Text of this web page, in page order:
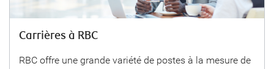
Carrières à RBC
RBC offre une grande variété de postes à la mesure de